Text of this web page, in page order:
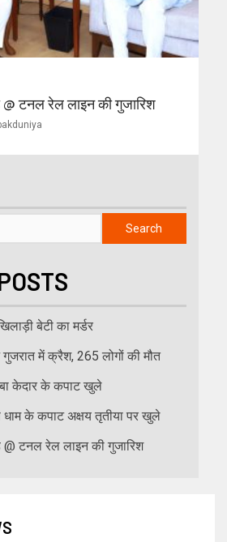
टनल रेल लाइन की गुजारिश
Search
बेटी का मर्डर
गुजरात में क्रैश, 265 लोगों की मौत
केदार के कपाट खुले
धाम के कपाट अक्षय तृतीया पर खुले
@ टनल रेल लाइन की गुजारिश